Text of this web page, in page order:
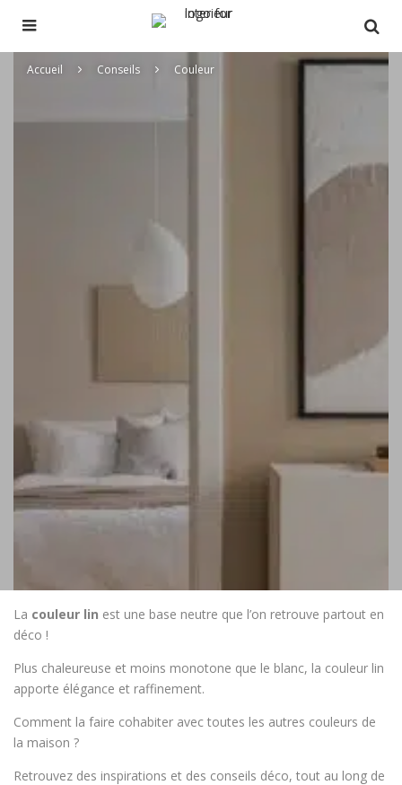
Accueil Conseils Couleur
La couleur lin est une base neutre que l’on retrouve partout en
déco !
Plus chaleureuse et moins monotone que le blanc, la couleur lin
apporte élégance et raffinement.
Comment la faire cohabiter avec toutes les autres couleurs de
la maison ?
Retrouvez des inspirations et des conseils déco, tout au long de